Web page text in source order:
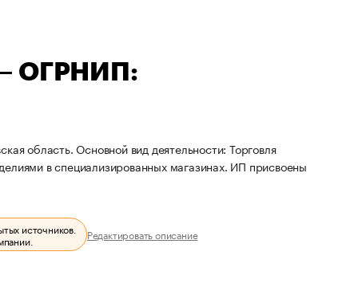
ОГРНИП:
область. Основной вид деятельности: Торговля
в специализированных магазинах. ИП присвоены
источников.
Редактировать описание